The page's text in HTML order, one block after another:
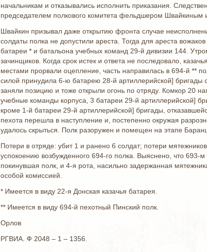
начальникам и отказывались исполнить приказания.
председателем полкового комитета фельдшером Швайкиным
Швайкин призывал даже открытию фронта случае
солдаты полка не допустили ареста. Тогда для ареста
батареи * и батальона учебных команд 29-й дивизии 144.
зачинщиков. Когда срок истек и ответа не последовало,
местами прорвали оцепление, часть направилась в 694-й **
силой принудила 6-ю батарею 28-й артиллерийской] бригады
заняли позицию и тоже открыли огонь по отряду. Комкор 20
учебные команды корпуса, 3 батареи 29-й артиллерийской]
кроме 1-й батареи 29-й артиллерийской] бригады,
пехота перешла в наступление и, постепенно окружая
удалось скрыться. Полк разоружен и помещен на этапе
Потери в отряде: убит 1 и ранено 6 солдат; потери
успокоению возбужденного 694-го полка. Выяснено, что 693-
покинувшая полк, и 4-я рота, насильно задержанная
особой комиссией.
* Имеется в виду 22-я Донская казачья батарея.
** Имеется в виду 694-й пехотный Пинский полк.
Орлов
РГВИА. Ф 2048 – 1 – 1356.